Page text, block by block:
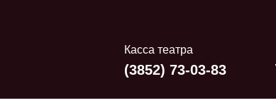
Касса театра
(3852) 73-03-83